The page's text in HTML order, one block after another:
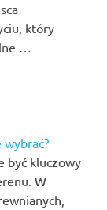
który
…
być kluczowy
W